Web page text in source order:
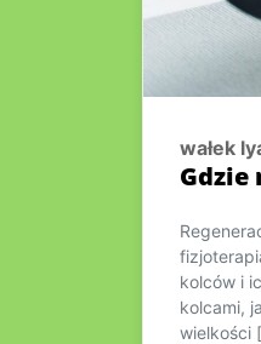
wałek
Gdzie
kolców i
kolcami,
wielkości